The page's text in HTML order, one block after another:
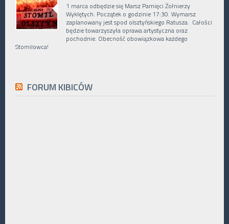
1 marca odbędzie się Marsz Pamięci Żołnierzy
Wyklętych. Początek o godzinie 17:30. Wymarsz
zaplanowany jest spod olsztyńskiego Ratusza. Całości
będzie towarzyszyła oprawa artystyczna oraz
pochodnie. Obecność obowiązkowa każdego
Stomilowca!
FORUM KIBICÓW